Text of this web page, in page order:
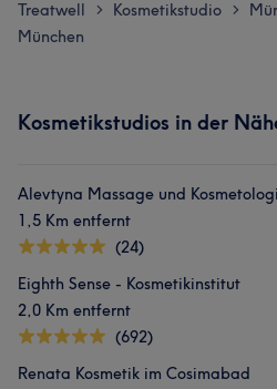
Treatwell > Kosmetikstudio >
München
Kosmetikstudios in der
Alevtyna Massage und
1,5 Km entfernt
(24)
Eighth Sense - Kosmetikinstitut
2,0 Km entfernt
(692)
Renata Kosmetik im Cosimabad